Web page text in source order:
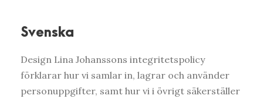
Svenska
Design Lina Johanssons integritetspolicy
förklarar hur vi samlar in, lagrar och använder
personuppgifter, samt hur vi i övrigt säkerställer